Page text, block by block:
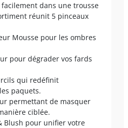
dans une trousse
réunit 5 pinceaux
Mousse pour les ombres
pour dégrader vos fards
qui redéfinit
paquets.
permettant de masquer
ciblée.
Blush pour unifier votre